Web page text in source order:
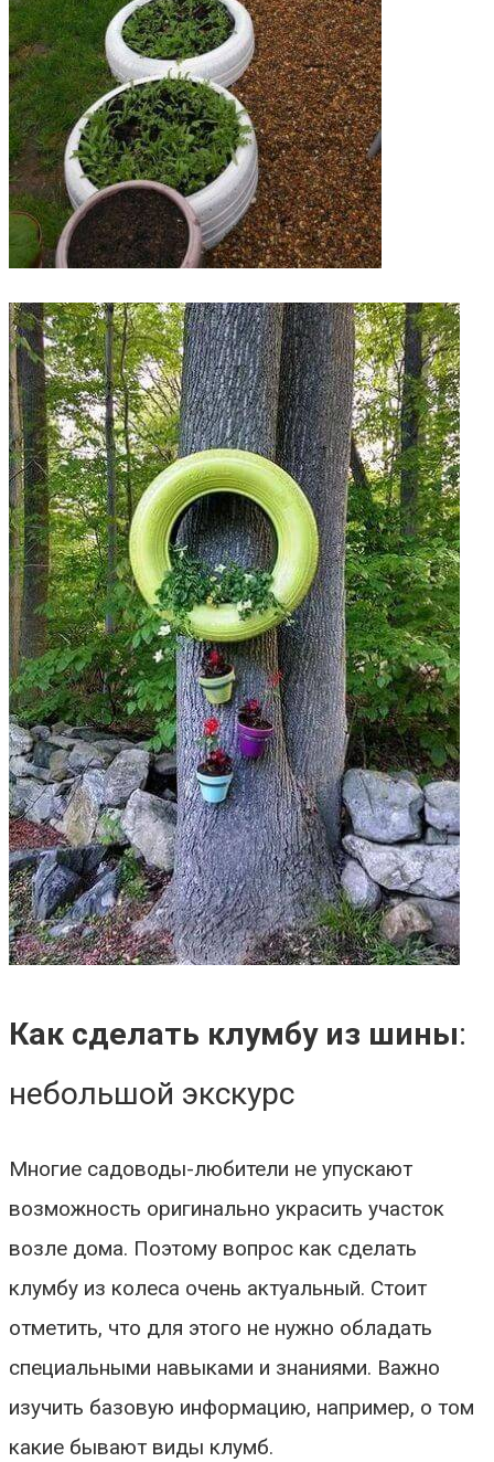
Как сделать клумбу из шины:
небольшой экскурс
Многие садоводы-любители не упускают
возможность оригинально украсить участок
возле дома. Поэтому вопрос как сделать
клумбу из колеса очень актуальный. Стоит
отметить, что для этого не нужно обладать
специальными навыками и знаниями. Важно
изучить базовую информацию, например, о том
какие бывают виды клумб.